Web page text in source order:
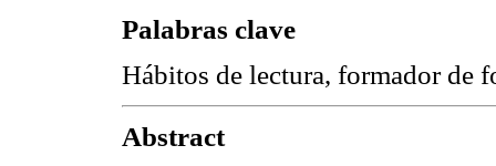
Palabras clave
Hábitos de lectura, formador de
Abstract